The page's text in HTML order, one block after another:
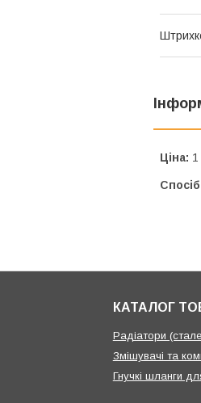
Ціна:
КАТАЛОГ
Радіатори
Змішувачі та
Гнучкі шланги